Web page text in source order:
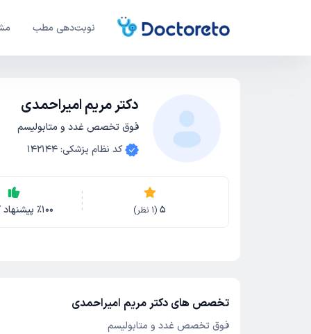
نوبت‌دهی مطب
دکتر مریم امیراحمدی
فوق تخصص غدد و متابولیسم
کد نظام پزشکی:
142144
5
(
1 نظر) ٪100 پیشنهاد
تخصص های دکتر مریم امیراحمدی
فوق تخصص غدد و متابولیسم